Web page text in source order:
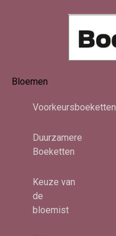
Bloemen
Voorkeursboeketten
Duurzamere
Boeketten
Keuze van
de
bloemist